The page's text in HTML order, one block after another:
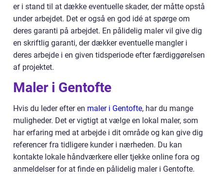
er i stand til at dække eventuelle skader, der måtte opstå
under arbejdet. Det er også en god idé at spørge om
deres garanti på arbejdet. En pålidelig maler vil give dig
en skriftlig garanti, der dækker eventuelle mangler i
deres arbejde i en given tidsperiode efter færdiggørelsen
af projektet.
Maler i Gentofte
Hvis du leder efter en maler i Gentofte, har du mange
muligheder. Det er vigtigt at vælge en lokal maler, som
har erfaring med at arbejde i dit område og kan give dig
referencer fra tidligere kunder i nærheden. Du kan
kontakte lokale håndværkere eller tjekke online fora og
anmeldelser for at finde en pålidelig maler i Gentofte.